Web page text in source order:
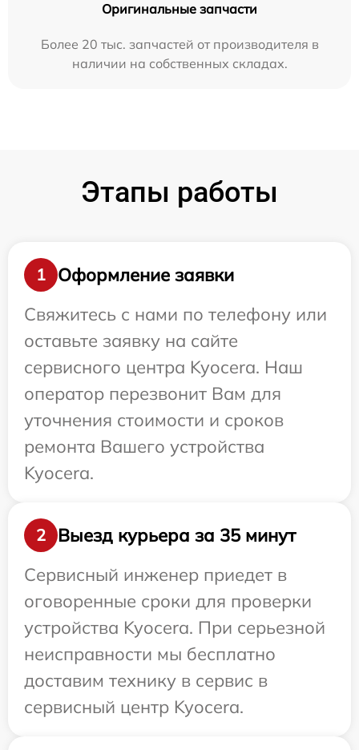
Оригинальные запчасти
Более 20 тыс. запчастей от производителя в
наличии на собственных складах.
Этапы работы
1
Оформление заявки
Свяжитесь с нами по телефону или
оставьте заявку на сайте
сервисного центра Kyocera. Наш
оператор перезвонит Вам для
уточнения стоимости и сроков
ремонта Вашего устройства
Kyocera.
2
Выезд курьера за 35 минут
Сервисный инженер приедет в
оговоренные сроки для проверки
устройства Kyocera. При серьезной
неисправности мы бесплатно
доставим технику в сервис в
сервисный центр Kyocera.